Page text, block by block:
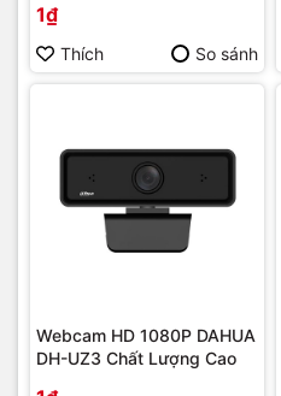
1₫
Thích So sánh
Webcam HD 1080P DAHUA
DH-UZ3 Chất Lượng Cao